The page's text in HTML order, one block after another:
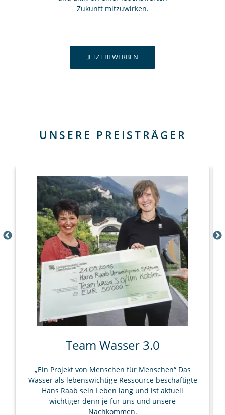
Zukunft mitzuwirken.
JETZT BEWERBEN
UNSERE PREISTRÄGER
Team Wasser 3.0
„Ein Projekt von Menschen für Menschen“ Das
Wasser als lebenswichtige Ressource beschäftigte
Hans Raab sein Leben lang und ist aktuell
wichtiger denn je für uns und unsere
Nachkommen.